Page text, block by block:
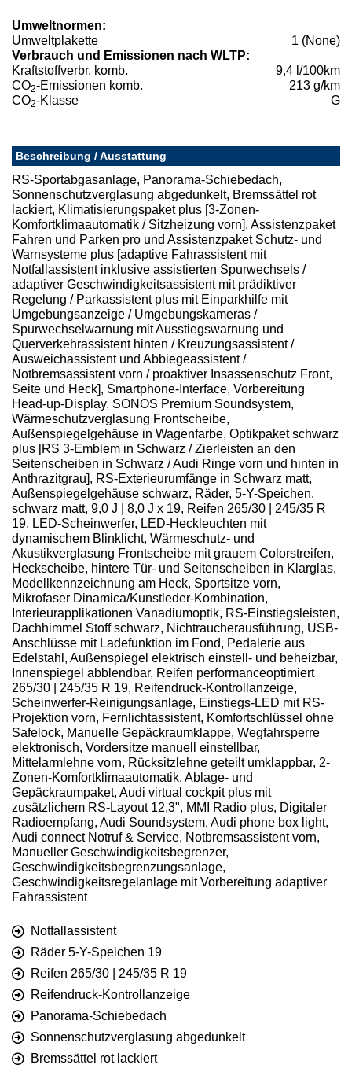
Umweltnormen:
Umweltplakette
1 (None)
Verbrauch und Emissionen nach WLTP:
Kraftstoffverbr. komb.
9,4 l/100km
CO2-Emissionen komb.
213 g/km
CO2-Klasse G
Beschreibung / Ausstattung
RS-Sportabgasanlage, Panorama-Schiebedach,
Sonnenschutzverglasung abgedunkelt, Bremssättel rot
lackiert, Klimatisierungspaket plus [3-Zonen-
Komfortklimaautomatik / Sitzheizung vorn], Assistenzpaket
Fahren und Parken pro und Assistenzpaket Schutz- und
Warnsysteme plus [adaptive Fahrassistent mit
Notfallassistent inklusive assistierten Spurwechsels /
adaptiver Geschwindigkeitsassistent mit prädiktiver
Regelung / Parkassistent plus mit Einparkhilfe mit
Umgebungsanzeige / Umgebungskameras /
Spurwechselwarnung mit Ausstiegswarnung und
Querverkehrassistent hinten / Kreuzungsassistent /
Ausweichassistent und Abbiegeassistent /
Notbremsassistent vorn / proaktiver Insassenschutz Front,
Seite und Heck], Smartphone-Interface, Vorbereitung
Head-up-Display, SONOS Premium Soundsystem,
Wärmeschutzverglasung Frontscheibe,
Außenspiegelgehäuse in Wagenfarbe, Optikpaket schwarz
plus [RS 3-Emblem in Schwarz / Zierleisten an den
Seitenscheiben in Schwarz / Audi Ringe vorn und hinten in
Anthrazitgrau], RS-Exterieurumfänge in Schwarz matt,
Außenspiegelgehäuse schwarz, Räder, 5-Y-Speichen,
schwarz matt, 9,0 J | 8,0 J x 19, Reifen 265/30 | 245/35 R
19, LED-Scheinwerfer, LED-Heckleuchten mit
dynamischem Blinklicht, Wärmeschutz- und
Akustikverglasung Frontscheibe mit grauem Colorstreifen,
Heckscheibe, hintere Tür- und Seitenscheiben in Klarglas,
Modellkennzeichnung am Heck, Sportsitze vorn,
Mikrofaser Dinamica/Kunstleder-Kombination,
Interieurapplikationen Vanadiumoptik, RS-Einstiegsleisten,
Dachhimmel Stoff schwarz, Nichtraucherausführung, USB-
Anschlüsse mit Ladefunktion im Fond, Pedalerie aus
Edelstahl, Außenspiegel elektrisch einstell- und beheizbar,
Innenspiegel abblendbar, Reifen performanceoptimiert
265/30 | 245/35 R 19, Reifendruck-Kontrollanzeige,
Scheinwerfer-Reinigungsanlage, Einstiegs-LED mit RS-
Projektion vorn, Fernlichtassistent, Komfortschlüssel ohne
Safelock, Manuelle Gepäckraumklappe, Wegfahrsperre
elektronisch, Vordersitze manuell einstellbar,
Mittelarmlehne vorn, Rücksitzlehne geteilt umklappbar, 2-
Zonen-Komfortklimaautomatik, Ablage- und
Gepäckraumpaket, Audi virtual cockpit plus mit
zusätzlichem RS-Layout 12,3", MMI Radio plus, Digitaler
Radioempfang, Audi Soundsystem, Audi phone box light,
Audi connect Notruf & Service, Notbremsassistent vorn,
Manueller Geschwindigkeitsbegrenzer,
Geschwindigkeitsbegrenzungsanlage,
Geschwindigkeitsregelanlage mit Vorbereitung adaptiver
Fahrassistent
Notfallassistent
Räder 5-Y-Speichen 19
Reifen 265/30 | 245/35 R 19
Reifendruck-Kontrollanzeige
Panorama-Schiebedach
Sonnenschutzverglasung abgedunkelt
Bremssättel rot lackiert